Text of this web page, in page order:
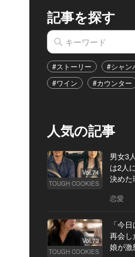
記事を探す
#ストーリー #シャン
#ワイン
#カウンター
人気の記事
Vol.74
TOUGH COOKIES
男女3
は2人
決めた
恋愛
Vol.73
TOUGH COOKIES
「今
再会し
娘が激